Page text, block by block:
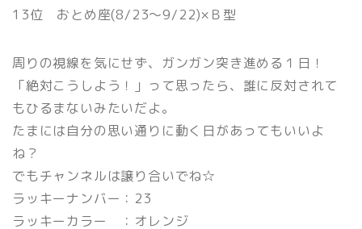
13位 おとめ座(8/23〜9/22)×Ｂ型
周りの視線を気にせず、ガンガン突き進める１日！
「絶対こうしよう！」って思ったら、誰に反対されて
もひるまないみたいだよ。
たまには自分の思い通りに動く日があってもいいよ
ね？
でもチャンネルは譲り合いでね☆
ラッキーナンバー：23
ラッキーカラー ：オレンジ